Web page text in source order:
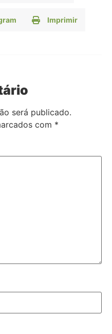
Imprimir
será publicado.
com *